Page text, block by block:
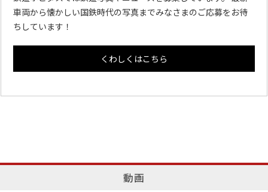
車両から懐かしい国鉄時代の写真までみなさまのご応募をお待
ちしています！
くわしくはこちら
動画